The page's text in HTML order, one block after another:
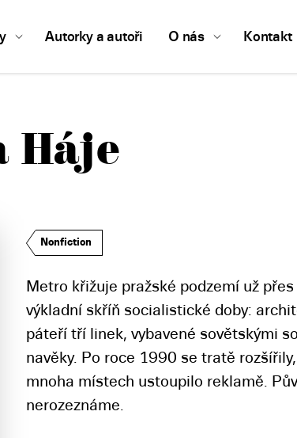
Autorky a autoři O nás Kontakt
Háje
Nonfiction
Metro křižuje pražské podzemí už
výkladní skříň socialistické doby:
páteří tří linek, vybavené sovětskými
navěky. Po roce 1990 se tratě
mnoha místech ustoupilo reklamě.
nerozeznáme.